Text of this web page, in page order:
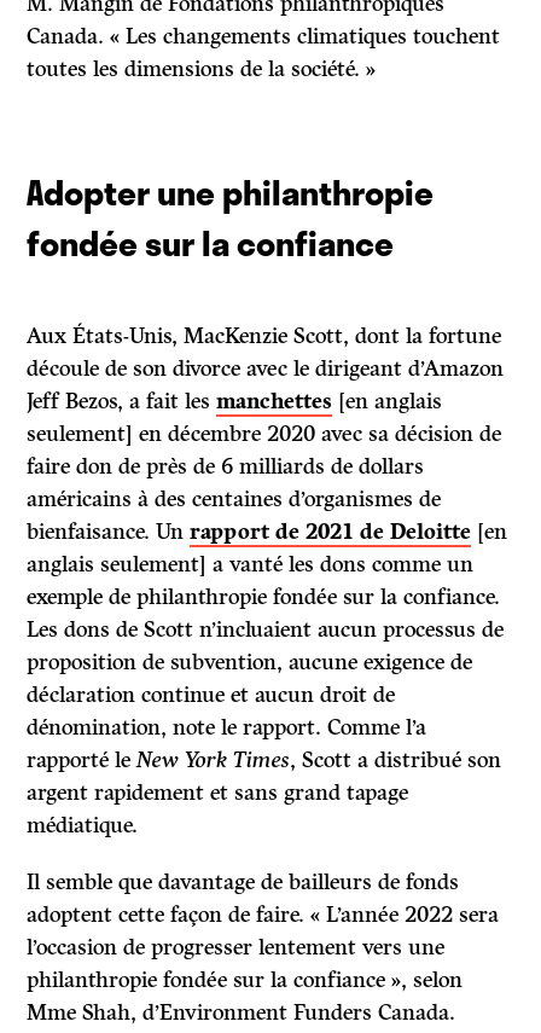
Canada. « Les changements climatiques touchent
toutes les dimensions de la société. »
Adopter une philanthropie
fondée sur la confiance
Aux États-Unis, MacKenzie Scott, dont la fortune
découle de son divorce avec le dirigeant d’Amazon
Jeff Bezos, a fait lesmanchettes [en anglais
seulement] en décembre 2020 avec sa décision de
faire don de près de 6 milliards de dollars
américains à des centaines d’organismes de
bienfaisance. Unrapport de 2021 de Deloitte [en
anglais seulement] a vanté les dons comme un
exemple de philanthropie fondée sur la confiance.
Les dons de Scott n’incluaient aucun processus de
proposition de subvention, aucune exigence de
déclaration continue et aucun droit de
dénomination, note le rapport. Comme l’a
rapporté leNew York Times, Scott a distribué son
argent rapidement et sans grand tapage
médiatique.
Il semble que davantage de bailleurs de fonds
adoptent cette façon de faire. « L’année 2022 sera
l’occasion de progresser lentement vers une
philanthropie fondée sur la confiance », selon
Mme Shah, d’Environment Funders Canada.